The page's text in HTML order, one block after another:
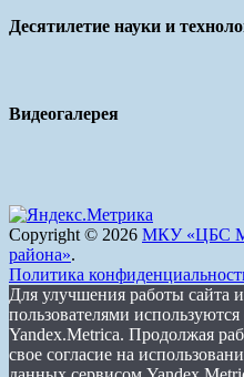
Десятилетие науки и
Видеогалерея
Copyright © 2026 МКУ «ЦБС
района».
Политика
Для улучшения работы сайта
пользователями
Yandex.Metrica. Продолжая
свое согласие на